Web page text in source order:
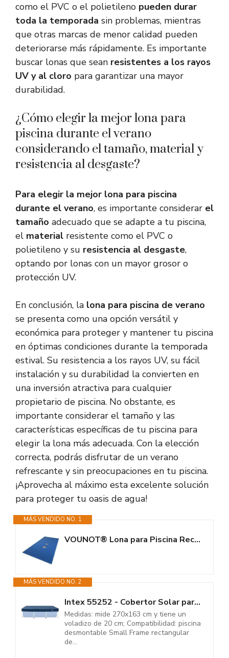
como el PVC o el polietileno pueden durar
toda la temporada sin problemas, mientras
que otras marcas de menor calidad pueden
deteriorarse más rápidamente. Es importante
buscar lonas que sean resistentes a los rayos
UV y al cloro para garantizar una mayor
durabilidad.
¿Cómo elegir la mejor lona para
piscina durante el verano
considerando el tamaño, material y
resistencia al desgaste?
Para elegir la mejor lona para piscina
durante el verano, es importante considerar el
tamaño adecuado que se adapte a tu piscina,
el material resistente como el PVC o
polietileno y su resistencia al desgaste,
optando por lonas con un mayor grosor o
protección UV.
En conclusión, la lona para piscina de verano
se presenta como una opción versátil y
económica para proteger y mantener tu piscina
en óptimas condiciones durante la temporada
estival. Su resistencia a los rayos UV, su fácil
instalación y su durabilidad la convierten en
una inversión atractiva para cualquier
propietario de piscina. No obstante, es
importante considerar el tamaño y las
características específicas de tu piscina para
elegir la lona más adecuada. Con la elección
correcta, podrás disfrutar de un verano
refrescante y sin preocupaciones en tu piscina.
¡Aprovecha al máximo esta excelente solución
para proteger tu oasis de agua!
MÁS VENDIDO NO. 1
VOUNOT® Lona para Piscina Rectangular 8 x 4 m, Cubierta Protectora PE de...
MÁS VENDIDO NO. 2
Intex 55252 - Cobertor Solar para Piscina Desmontable Rectangular...
Medidas: mide 270x163 cm y tiene un
voladizo de 20 cm; Compatibilidad: piscina
desmontable Small Frame rectangular
de...